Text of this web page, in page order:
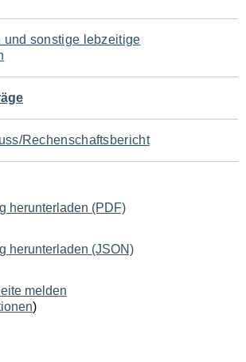
und sonstige lebzeitige
Rechenschaftsbericht
herunterladen (PDF)
herunterladen (JSON)
melden
)